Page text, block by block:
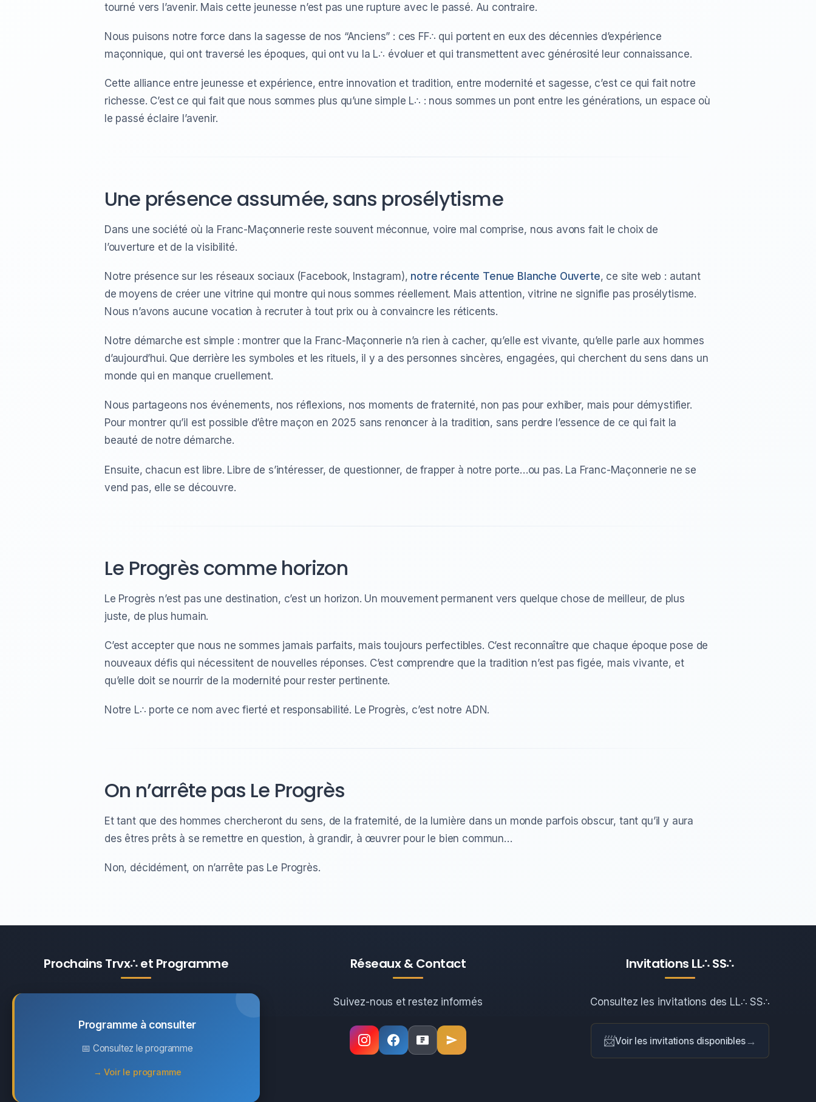
tourné vers l’avenir. Mais cette jeunesse n’est pas une rupture avec le passé. Au contraire.
Nous puisons notre force dans la sagesse de nos “Anciens” : ces FF∴ qui portent en eux des décennies d’expérience
maçonnique, qui ont traversé les époques, qui ont vu la L∴ évoluer et qui transmettent avec générosité leur connaissance.
Cette alliance entre jeunesse et expérience, entre innovation et tradition, entre modernité et sagesse, c’est ce qui fait notre
richesse. C’est ce qui fait que nous sommes plus qu’une simple L∴ : nous sommes un pont entre les générations, un espace où
le passé éclaire l’avenir.
Une présence assumée, sans prosélytisme
Dans une société où la Franc-Maçonnerie reste souvent méconnue, voire mal comprise, nous avons fait le choix de
l’ouverture et de la visibilité.
Notre présence sur les réseaux sociaux (Facebook, Instagram), notre récente Tenue Blanche Ouverte, ce site web : autant
de moyens de créer une vitrine qui montre qui nous sommes réellement. Mais attention, vitrine ne signifie pas prosélytisme.
Nous n’avons aucune vocation à recruter à tout prix ou à convaincre les réticents.
Notre démarche est simple : montrer que la Franc-Maçonnerie n’a rien à cacher, qu’elle est vivante, qu’elle parle aux hommes
d’aujourd’hui. Que derrière les symboles et les rituels, il y a des personnes sincères, engagées, qui cherchent du sens dans un
monde qui en manque cruellement.
Nous partageons nos événements, nos réflexions, nos moments de fraternité, non pas pour exhiber, mais pour démystifier.
Pour montrer qu’il est possible d’être maçon en 2025 sans renoncer à la tradition, sans perdre l’essence de ce qui fait la
beauté de notre démarche.
Ensuite, chacun est libre. Libre de s’intéresser, de questionner, de frapper à notre porte…ou pas. La Franc-Maçonnerie ne se
vend pas, elle se découvre.
Le Progrès comme horizon
Le Progrès n’est pas une destination, c’est un horizon. Un mouvement permanent vers quelque chose de meilleur, de plus
juste, de plus humain.
C’est accepter que nous ne sommes jamais parfaits, mais toujours perfectibles. C’est reconnaître que chaque époque pose de
nouveaux défis qui nécessitent de nouvelles réponses. C’est comprendre que la tradition n’est pas figée, mais vivante, et
qu’elle doit se nourrir de la modernité pour rester pertinente.
Notre L∴ porte ce nom avec fierté et responsabilité. Le Progrès, c’est notre ADN.
On n’arrête pas Le Progrès
Et tant que des hommes chercheront du sens, de la fraternité, de la lumière dans un monde parfois obscur, tant qu’il y aura
des êtres prêts à se remettre en question, à grandir, à œuvrer pour le bien commun…
Non, décidément, on n’arrête pas Le Progrès.
Prochains Trvx∴ et Programme
Programme à consulter
📅 Consultez le programme
→ Voir le programme
Réseaux & Contact
Suivez-nous et restez informés
Invitations LL∴ SS∴
Consultez les invitations des LL∴ SS∴
📨Voir les invitations disponibles→